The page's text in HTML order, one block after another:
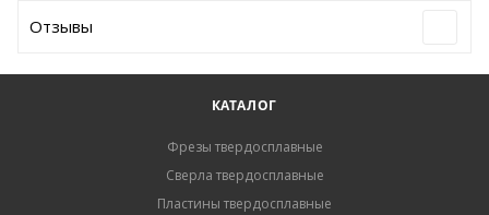
Отзывы
КАТАЛОГ
Фрезы твердосплавные
Сверла твердосплавные
Пластины твердосплавные